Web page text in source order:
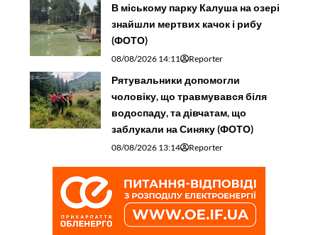
В міському парку Калуша на озері
знайшли мертвих качок і рибу
(ФОТО)
08/08/2026 14:11 Reporter
Рятувальники допомогли
чоловіку, що травмувався біля
водоспаду, та дівчатам, що
заблукали на Синяку (ФОТО)
08/08/2026 13:14 Reporter